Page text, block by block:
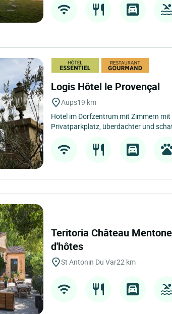
Logis Hôtel le Provençal
Aups19 km
Hotel im Dorfzentrum mit Zimmern
Privatparkplatz, überdachter und
Teritoria Château
d'hôtes
St Antonin Du Var22 km